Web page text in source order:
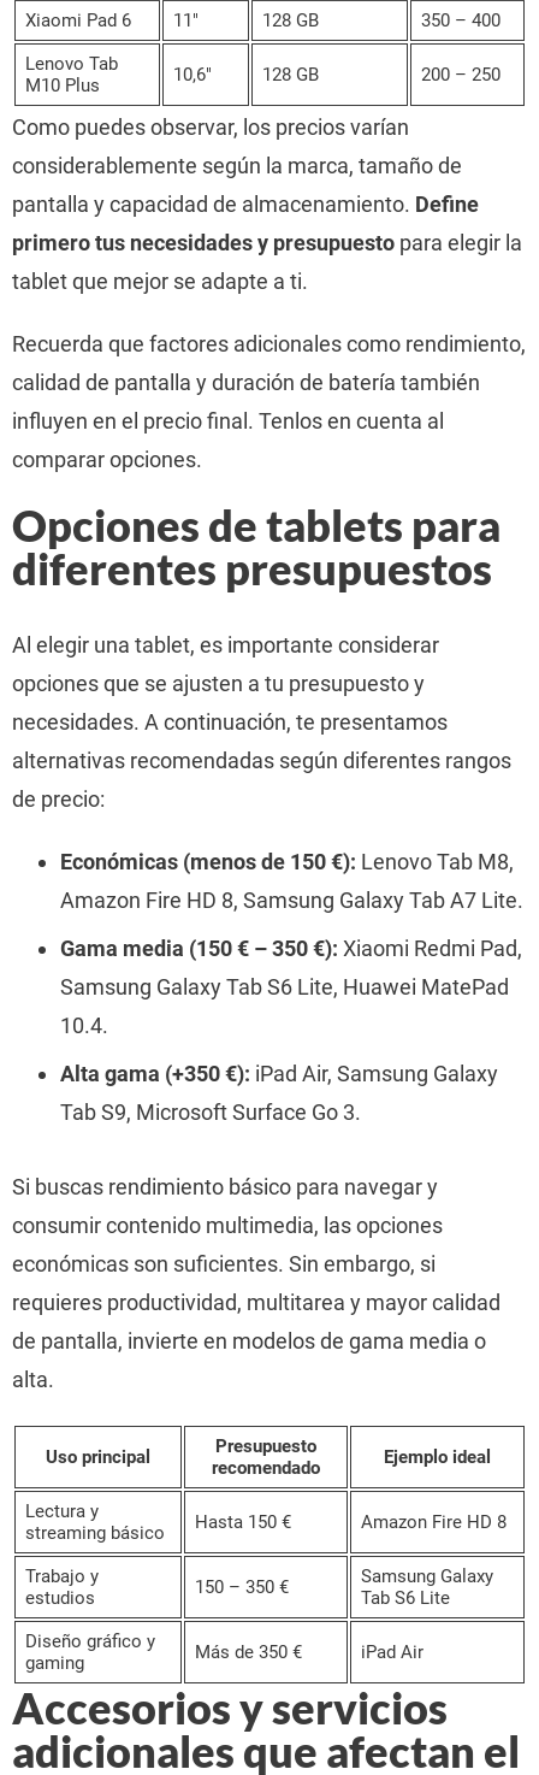
Xiaomi Pad 6
11″ 128 GB
350 – 400
Lenovo Tab
M10 Plus
10,6″ 128 GB 200 – 250
Como puedes observar, los precios varían
considerablemente según la marca, tamaño de
pantalla y capacidad de almacenamiento. Define
primero tus necesidades y presupuesto para elegir la
tablet que mejor se adapte a ti.
Recuerda que factores adicionales como rendimiento,
calidad de pantalla y duración de batería también
influyen en el precio final. Tenlos en cuenta al
comparar opciones.
Opciones de tablets para
diferentes presupuestos
Al elegir una tablet, es importante considerar
opciones que se ajusten a tu presupuesto y
necesidades. A continuación, te presentamos
alternativas recomendadas según diferentes rangos
de precio:
Económicas (menos de 150 €): Lenovo Tab M8,
Amazon Fire HD 8, Samsung Galaxy Tab A7 Lite.
Gama media (150 € – 350 €): Xiaomi Redmi Pad,
Samsung Galaxy Tab S6 Lite, Huawei MatePad
10.4.
Alta gama (+350 €): iPad Air, Samsung Galaxy
Tab S9, Microsoft Surface Go 3.
Si buscas rendimiento básico para navegar y
consumir contenido multimedia, las opciones
económicas son suficientes. Sin embargo, si
requieres productividad, multitarea y mayor calidad
de pantalla, invierte en modelos de gama media o
alta.
Uso principal
Presupuesto
recomendado
Ejemplo ideal
Lectura y
streaming básico
Hasta 150 € Amazon Fire HD 8
Trabajo y
estudios
150 – 350 €
Samsung Galaxy
Tab S6 Lite
Diseño gráfico y
gaming
Más de 350 € iPad Air
Accesorios y servicios
adicionales que afectan el